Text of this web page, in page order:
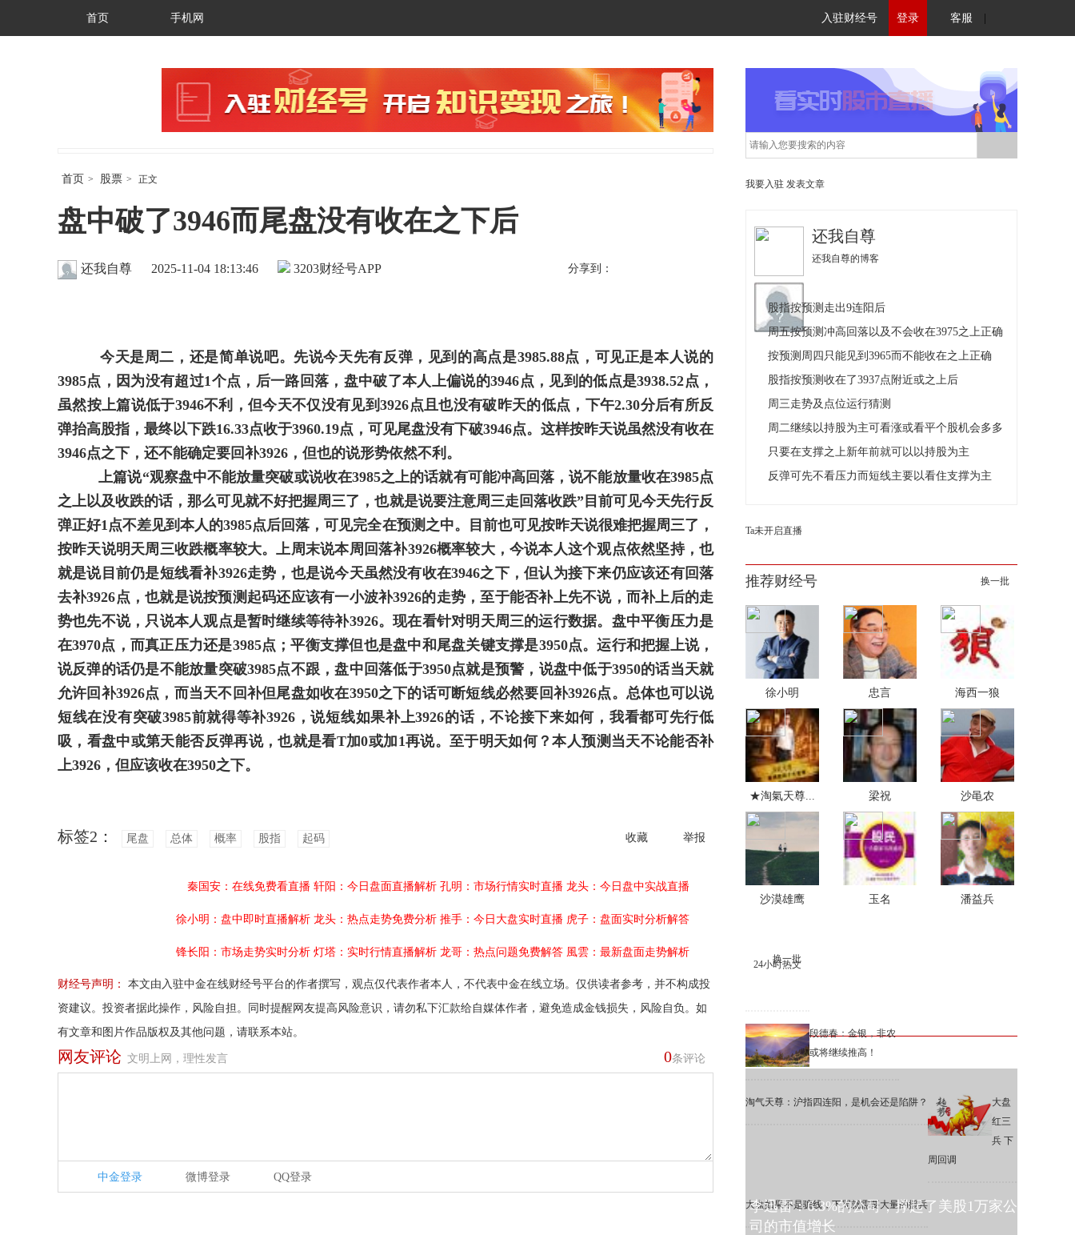
首页 手机网 入驻财经号 登录 客服
首页 > 股票 > 正文
盘中破了3946而尾盘没有收在之下后
财经号APP
还我自尊 2025-11-04 18:13:46 3203 分享到：
今天是周二，还是简单说吧。先说今天先有反弹，见到的高点是3985.88点，可见正是本人说的
3985点，因为没有超过1个点，后一路回落，盘中破了本人上偏说的3946点，见到的低点是3938.52点，
虽然按上篇说低于3946不利，但今天不仅没有见到3926点且也没有破昨天的低点，下午2.30分后有所反
弹抬高股指，最终以下跌16.33点收于3960.19点，可见尾盘没有下破3946点。这样按昨天说虽然没有收在
3946点之下，还不能确定要回补3926，但也的说形势依然不利。
上篇说“观察盘中不能放量突破或说收在3985之上的话就有可能冲高回落，说不能放量收在3985点
之上以及收跌的话，那么可见就不好把握周三了，也就是说要注意周三走回落收跌”目前可见今天先行反
弹正好1点不差见到本人的3985点后回落，可见完全在预测之中。目前也可见按昨天说很难把握周三了，
按昨天说明天周三收跌概率较大。上周末说本周回落补3926概率较大，今说本人这个观点依然坚持，也
就是说目前仍是短线看补3926走势，也是说今天虽然没有收在3946之下，但认为接下来仍应该还有回落
去补3926点，也就是说按预测起码还应该有一小波补3926的走势，至于能否补上先不说，而补上后的走
势也先不说，只说本人观点是暂时继续等待补3926。现在看针对明天周三的运行数据。盘中平衡压力是
在3970点，而真正压力还是3985点；平衡支撑但也是盘中和尾盘关键支撑是3950点。运行和把握上说，
说反弹的话仍是不能放量突破3985点不跟，盘中回落低于3950点就是预警，说盘中低于3950的话当天就
允许回补3926点，而当天不回补但尾盘如收在3950之下的话可断短线必然要回补3926点。总体也可以说
短线在没有突破3985前就得等补3926，说短线如果补上3926的话，不论接下来如何，我看都可先行低
吸，看盘中或第天能否反弹再说，也就是看T加0或加1再说。至于明天如何？本人预测当天不论能否补
上3926，但应该收在3950之下。
收藏 举报
标签2： 尾盘 总体 概率 股指 起码
秦国安：在线免费看直播 轩阳：今日盘面直播解析 孔明：市场行情实时直播 龙头：今日盘中实战直播
徐小明：盘中即时直播解析 龙头：热点走势免费分析 推手：今日大盘实时直播 虎子：盘面实时分析解答
锋长阳：市场走势实时分析 灯塔：实时行情直播解析 龙哥：热点问题免费解答 風雲：最新盘面走势解析
财经号声明：
本文由入驻中金在线财经号平台的作者撰写，观点仅代表作者本人，不代表中金在线立场。仅供读者参考，并不构成投
资建议。投资者据此操作，风险自担。同时提醒网友提高风险意识，请勿私下汇款给自媒体作者，避免造成金钱损失，风险自负。如
有文章和图片作品版权及其他问题，请联系本站。
0条评论
网友评论 文明上网，理性发言
中金登录 微博登录 QQ登录
我要入驻 发表文章
还我自尊
还我自尊的博客
股指按预测走出9连阳后
周五按预测冲高回落以及不会收在3975之上正确
按预测周四只能见到3965而不能收在之上正确
股指按预测收在了3937点附近或之上后
周三走势及点位运行猜测
周二继续以持股为主可看涨或看平个股机会多多
只要在支撑之上新年前就可以以持股为主
反弹可先不看压力而短线主要以看住支撑为主
Ta未开启直播
推荐财经号 换一批
徐小明 忠言 海西一狼
★淘氣天尊... 梁祝 沙黾农
沙漠雄鹰 玉名 潘益兵
24小时热文
换一批
段德春：金银，非农
或将继续推高！
淘气天尊：沪指四连阳，是机会还是陷阱？
大盘
红三
兵 下
周回调
大盘如果不是骗线，下周就需要大量的援兵
李迅雷：6.3%的公司，撑起了美股1万家公
司的市值增长